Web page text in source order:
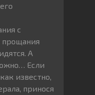
с
прощания
А
Если
известно,
принося